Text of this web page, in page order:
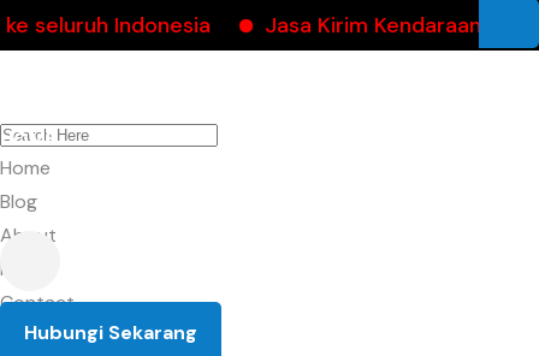
Indonesia Jasa Kirim Kendaraan dapatkan
HOME
Hubungi Sekarang
Home
Blog
About
FAQ
Contact
Promo